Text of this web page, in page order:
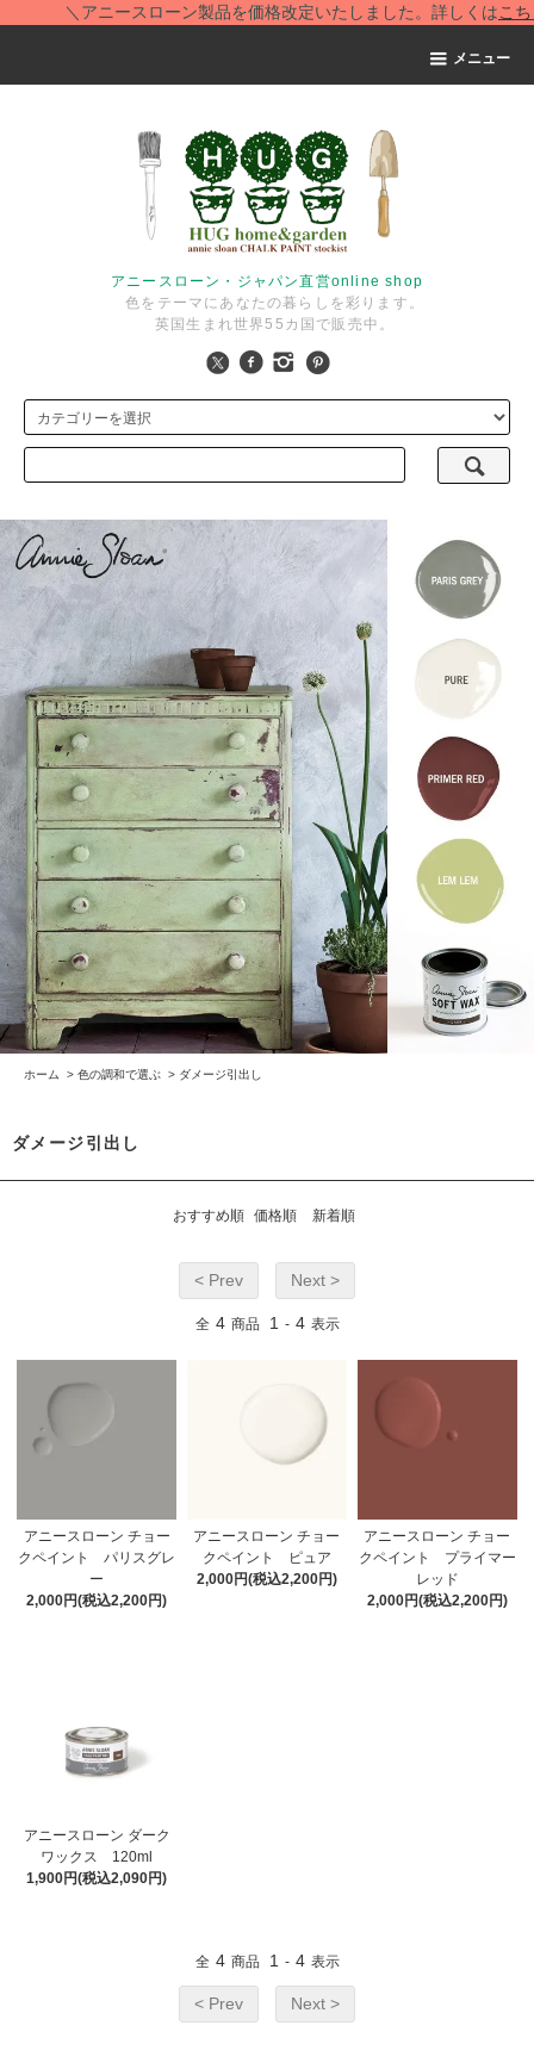
＼アニースローン製品を価格改定いたしました。詳しくは こちら
メニュー
アニースローン・ジャパン直営online shop
色をテーマにあなたの暮らしを彩ります。
英国生まれ世界55カ国で販売中。
ホーム > 色の調和で選ぶ > ダメージ引出し
ダメージ引出し
おすすめ順 価格順 新着順
< Prev Next >
全 4 商品 1 - 4 表示
アニースローン チョー
クペイント パリスグレ
ー
2,000円(税込2,200円)
アニースローン チョー
クペイント ピュア
2,000円(税込2,200円)
アニースローン チョー
クペイント プライマー
レッド
2,000円(税込2,200円)
アニースローン ダーク
ワックス 120ml
1,900円(税込2,090円)
全 4 商品 1 - 4 表示
< Prev Next >